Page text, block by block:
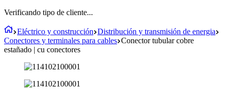
Verificando tipo de cliente...
Eléctrico y construcción Distribución y transmisión de energia
Conectores y terminales para cables Conector tubular cobre
estañado | cu conectores